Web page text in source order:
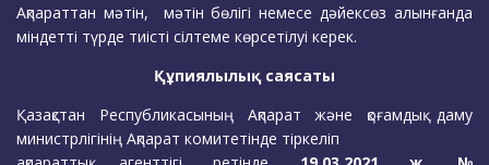
Ақпараттан мәтін, мәтін бөлігі немесе дәйексөз алынғанда
міндетті түрде тиісті сілтеме көрсетілуі керек.
Құпиялылық саясаты
Қазақстан Республикасының Ақпарат және қоғамдық даму
министрлігінің Ақпарат комитетінде тіркеліп